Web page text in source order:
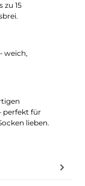
zu 15
weich,
perfekt für
lieben.